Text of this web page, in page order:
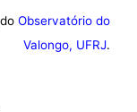
Observatório do
Valongo, UFRJ.